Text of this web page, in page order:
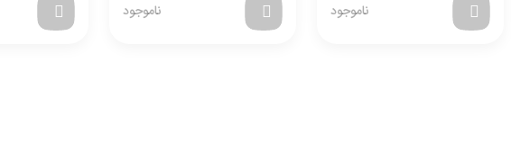
ناموجود ناموجود قیمت جدید کالا 26,000,000 تومان